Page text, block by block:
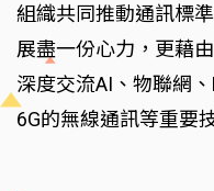
組織共同推動通訊標
展盡一份心力，更藉
深度交流AI、物聯網
6G的無線通訊等重要